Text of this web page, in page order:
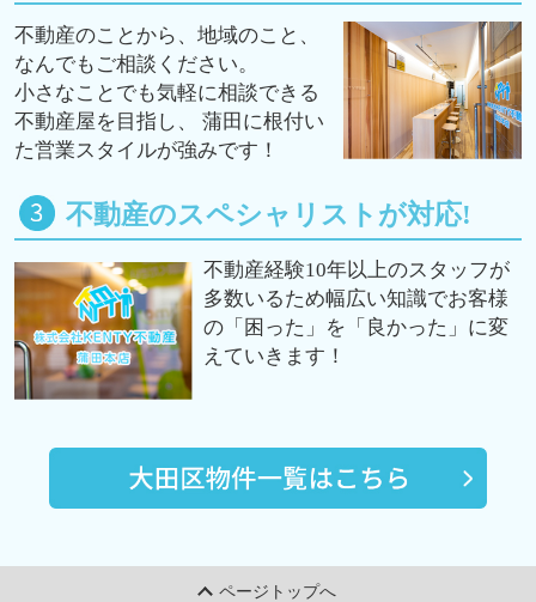
不動産のことから、地域のこと、
なんでもご相談ください。
小さなことでも気軽に相談できる
不動産屋を目指し、 蒲田に根付い
た営業スタイルが強みです！
不動産のスペシャリストが対応!
不動産経験10年以上のスタッフが
多数いるため幅広い知識でお客様
の「困った」を「良かった」に変
えていきます！
ページトップへ